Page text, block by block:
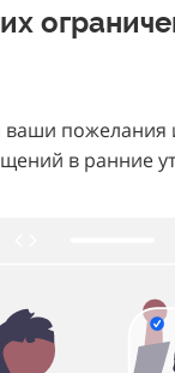
пожелания
в ранние